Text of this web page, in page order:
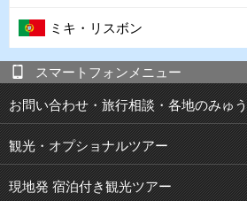
ミキ・リスボン
スマートフォンメニュー
お問い合わせ・旅行相談・各地のみゅう
観光・オプショナルツアー
現地発 宿泊付き観光ツアー